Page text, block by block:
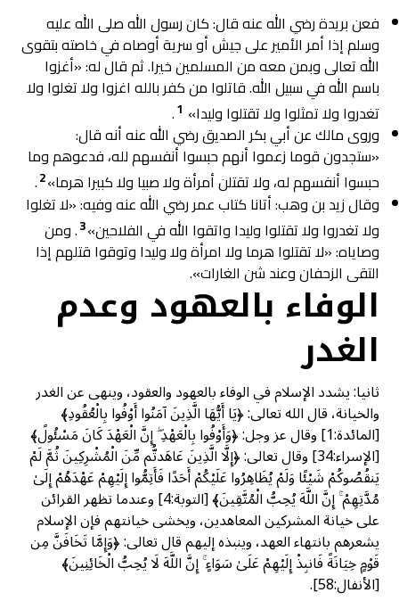
فعن بريدة رضي الله عنه قال: كان رسول الله صلى الله عليه
وسلم إذا أمر الأمير على جيش أو سرية أوصاه في خاصته بتقوى
الله تعالى وبمن معه من المسلمين خيرا. ثم قال له: «أغزوا
باسم الله في سبيل الله. قاتلوا من كفر بالله اغزوا ولا تغلوا ولا
تغدروا ولا تمثلوا ولا تقتلوا وليدا» 1
.
وروى مالك عن أبي بكر الصديق رضي الله عنه أنه قال:
«ستجدون قوما زعموا أنهم حبسوا أنفسهم لله، فدعوهم وما
حبسوا أنفسهم له، ولا تقتلن أمرأة ولا صبيا ولا كبيرا هرما»2
.
وقال زيد بن وهب: أتانا کتاب عمر رضي الله عنه وفيه: «لا تغلوا
ولا تغدروا ولا تقتلوا وليدا واتقوا الله في الفلاحين»3. ومن
وصاياه: «لا تقتلوا هرما ولا امرأة ولا وليدا وتوقوا قتلهم إذا
التقى الزحفان وعند شن الغارات».
الوفاء بالعهود وعدم
الغدر
ثانيا: يشدد الإسلام في الوفاء بالعهود والعقود، وينهى عن الغدر
والخيانة، قال الله تعالى: ﴿يَا أَيُّهَا الَّذِينَ آمَنُوا أَوْفُوا بِالْعُقُودِ﴾
[المائدة:1] وقال عز وجل: ﴿وَأَوْفُوا بِالْعَهْدِ ۖ إِنَّ الْعَهْدَ كَانَ مَسْئُولً﴾
[الإسراء:34] وقال تعالى: ﴿إِلَّا الَّذِينَ عَاهَدتُّم مِّنَ الْمُشْرِكِينَ ثُمَّ لَمْ
يَنقُصُوكُمْ شَيْئًا وَلَمْ يُظَاهِرُوا عَلَيْكُمْ أَحَدًا فَأَتِمُّوا إِلَيْهِمْ عَهْدَهُمْ إِلَىٰ
مُدَّتِهِمْ ۚ إِنَّ اللَّهَ يُحِبُّ الْمُتَّقِينَ﴾ [التوبة:4] وعندما تظهر القرائن
على خيانة المشركين المعاهدين، ويخشى خيانتهم فإن الإسلام
يشعرهم بانتهاء العهد، وينبذه إليهم قال تعالى: ﴿وَإِمَّا تَخَافَنَّ مِن
قَوْمٍ خِيَانَةً فَانبِذْ إِلَيْهِمْ عَلَىٰ سَوَاءٍ ۚ إِنَّ اللَّهَ لَا يُحِبُّ الْخَائِنِينَ﴾
[الأنفال:58].